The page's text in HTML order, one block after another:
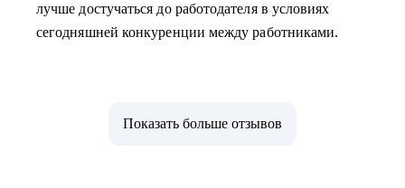
лучше достучаться до работодателя в условиях
сегодняшней конкуренции между работниками.
Показать больше отзывов